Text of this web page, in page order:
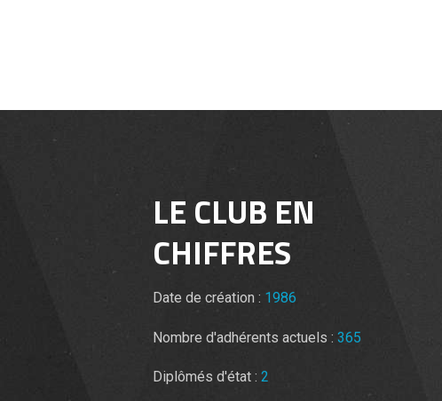
LE CLUB EN
CHIFFRES
Date de création : 1986
Nombre d'adhérents actuels : 365
Diplômés d'état : 2